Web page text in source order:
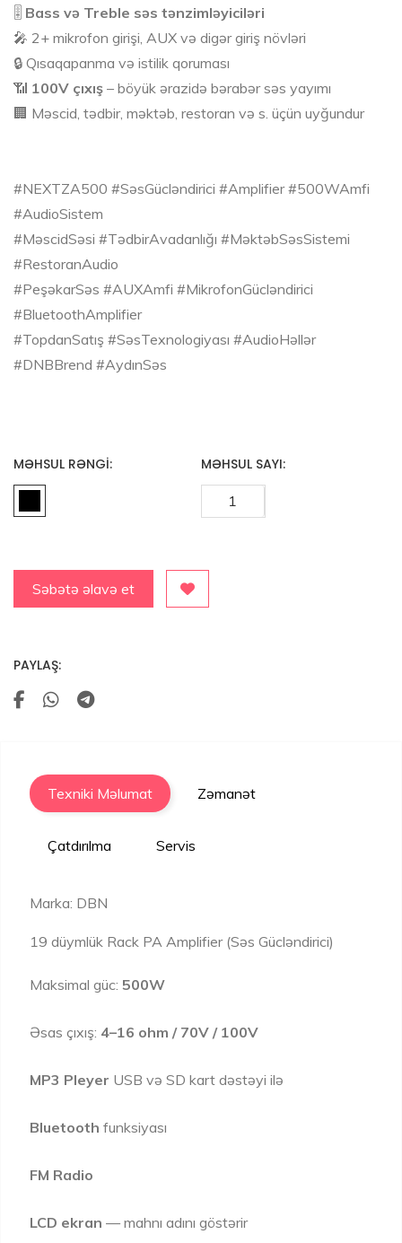
🎚️ Bass və Treble səs tənzimləyiciləri
🎤 2+ mikrofon girişi, AUX və digər giriş növləri
🔒 Qısaqapanma və istilik qoruması
📶 100V çıxış – böyük ərazidə bərabər səs yayımı
🏢 Məscid, tədbir, məktəb, restoran və s. üçün uyğundur
#NEXTZA500 #SəsGücləndirici #Amplifier #500WAmfi
#AudioSistem
#MəscidSəsi #TədbirAvadanlığı #MəktəbSəsSistemi
#RestoranAudio
#PeşəkarSəs #AUXAmfi #MikrofonGücləndirici
#BluetoothAmplifier
#TopdanSatış #SəsTexnologiyası #AudioHəllər
#DNBBrend #AydınSəs
MƏHSUL RƏNGI: MƏHSUL SAYI:
Səbətə əlavə et
PAYLAŞ:
Texniki Məlumat Zəmanət
Çatdırılma Servis
Marka: DBN
19 düymlük Rack PA Amplifier (Səs Gücləndirici)
Maksimal güc: 500W
Əsas çıxış: 4–16 ohm / 70V / 100V
MP3 Pleyer USB və SD kart dəstəyi ilə
Bluetooth funksiyası
FM Radio
LCD ekran — mahnı adını göstərir